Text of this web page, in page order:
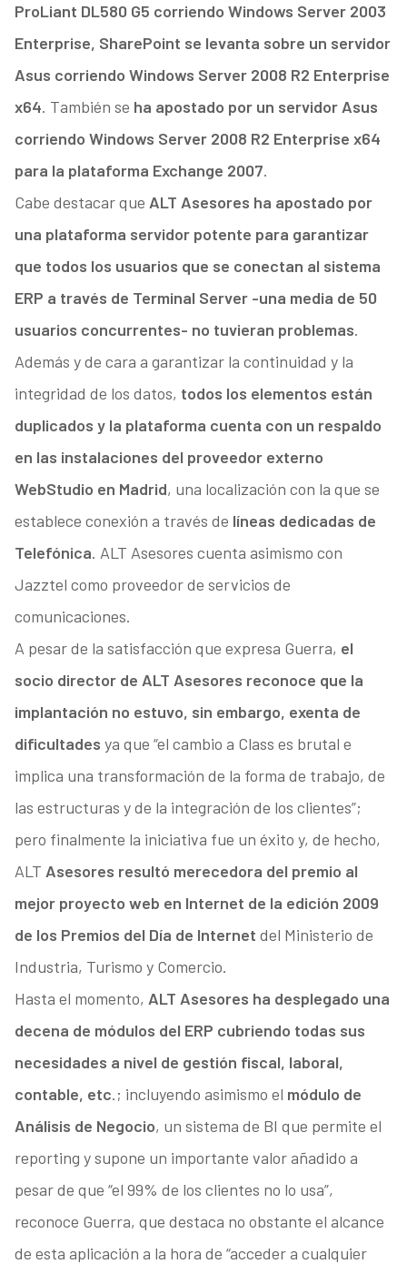
ProLiant DL580 G5 corriendo Windows Server 2003
Enterprise, SharePoint se levanta sobre un servidor
Asus corriendo Windows Server 2008 R2 Enterprise
x64. También se ha apostado por un servidor Asus
corriendo Windows Server 2008 R2 Enterprise x64
para la plataforma Exchange 2007.
Cabe destacar que ALT Asesores ha apostado por
una plataforma servidor potente para garantizar
que todos los usuarios que se conectan al sistema
ERP a través de Terminal Server -una media de 50
usuarios concurrentes- no tuvieran problemas.
Además y de cara a garantizar la continuidad y la
integridad de los datos, todos los elementos están
duplicados y la plataforma cuenta con un respaldo
en las instalaciones del proveedor externo
WebStudio en Madrid, una localización con la que se
establece conexión a través de líneas dedicadas de
Telefónica. ALT Asesores cuenta asimismo con
Jazztel como proveedor de servicios de
comunicaciones.
A pesar de la satisfacción que expresa Guerra, el
socio director de ALT Asesores reconoce que la
implantación no estuvo, sin embargo, exenta de
dificultades ya que “el cambio a Class es brutal e
implica una transformación de la forma de trabajo, de
las estructuras y de la integración de los clientes”;
pero finalmente la iniciativa fue un éxito y, de hecho,
ALT Asesores resultó merecedora del premio al
mejor proyecto web en Internet de la edición 2009
de los Premios del Día de Internet del Ministerio de
Industria, Turismo y Comercio.
Hasta el momento, ALT Asesores ha desplegado una
decena de módulos del ERP cubriendo todas sus
necesidades a nivel de gestión fiscal, laboral,
contable, etc.; incluyendo asimismo el módulo de
Análisis de Negocio, un sistema de BI que permite el
reporting y supone un importante valor añadido a
pesar de que “el 99% de los clientes no lo usa”,
reconoce Guerra, que destaca no obstante el alcance
de esta aplicación a la hora de “acceder a cualquier